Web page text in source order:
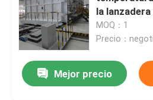
la
energía del
de cerámica
MOQ：1
Precio：
Mejor precio